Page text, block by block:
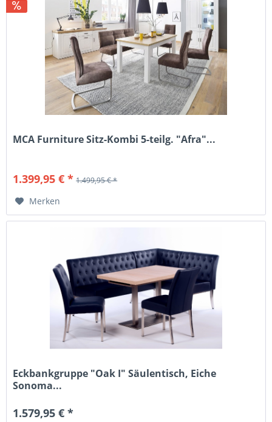
MCA Furniture Sitz-Kombi 5-teilg. "Afra"...
1.399,95 € * 1.499,95 € *
Merken
Eckbankgruppe "Oak I" Säulentisch, Eiche
Sonoma...
1.579,95 € *